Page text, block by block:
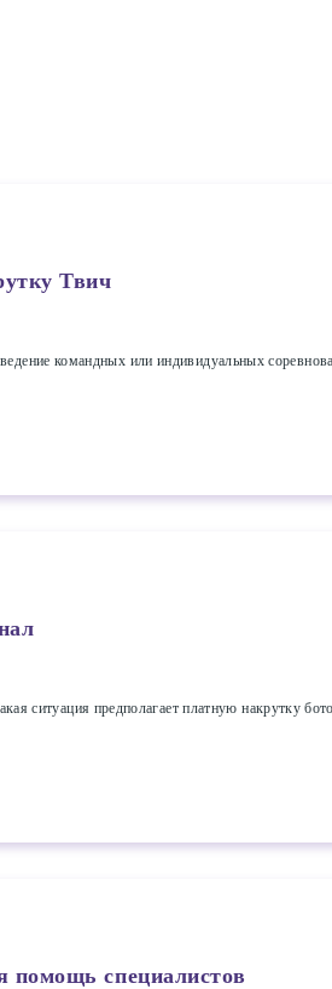
Твич
командных или индивидуальных
предполагает платную накрутку
помощь специалистов